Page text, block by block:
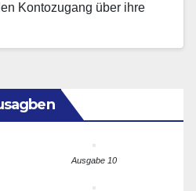
Kontozugang über ihre
Ausgabe 10